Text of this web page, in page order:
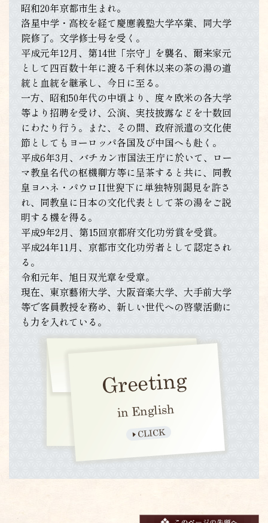
昭和20年京都市生まれ。
洛星中学・高校を経て慶應義塾大学卒業、同大学
院修了。文学修士号を受く。
平成元年12月、第14世「宗守」を襲名、爾来家元
として四百数十年に渡る千利休以来の茶の湯の道
統と血統を継承し、今日に至る。
一方、昭和50年代の中頃より、度々欧米の各大学
等より招聘を受け、公演、実技披露などを十数回
にわたり行う。また、その間、政府派遣の文化使
節としてもヨーロッパ各国及び中国へも赴く。
平成6年3月、バチカン市国法王庁に於いて、ロー
マ教皇名代の枢機卿方等に呈茶すると共に、同教
皇ヨハネ・パウロII世猊下に単独特別謁見を許さ
れ、同教皇に日本の文化代表として茶の湯をご説
明する機を得る。
平成9年2月、第15回京都府文化功労賞を受賞。
平成24年11月、京都市文化功労者として認定され
る。
令和元年、旭日双光章を受章。
現在、東京藝術大学、大阪音楽大学、大手前大学
等で客員教授を務め、新しい世代への啓蒙活動に
も力を入れている。